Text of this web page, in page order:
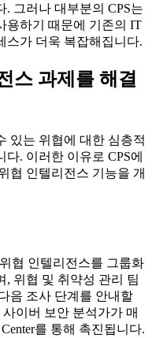
그러나 대부분의 CPS는
용하기 때문에 기존의 IT
스가 더욱 복잡해집니다.
스 과제를 해결
있는 위협에 대한 심층적
. 이러한 이유로 CPS에
협 인텔리전스 기능을 개
협 인텔리전스를 그룹화
, 위협 및 취약성 관리 팀
음 조사 단계를 안내할
이버 보안 분석가가 매
를 통해 촉진됩니다.